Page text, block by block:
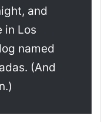
and
in Los
named
(And